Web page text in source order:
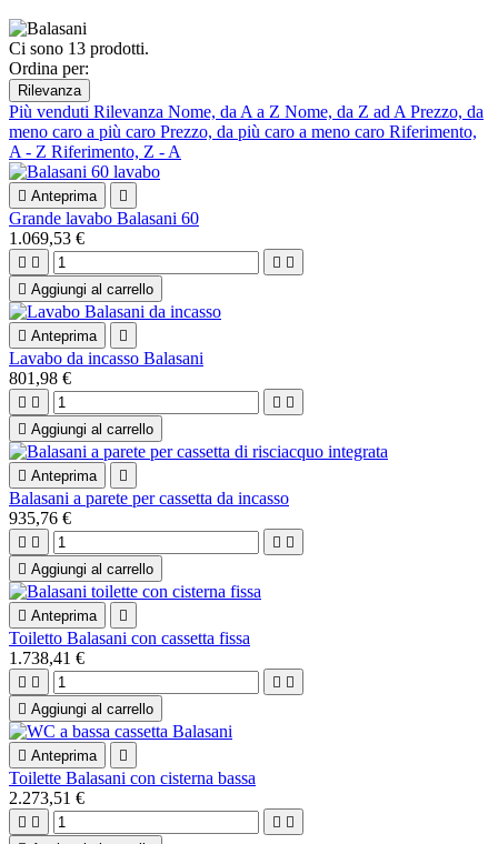
Ci sono 13 prodotti.
Ordina per:
Rilevanza
Più venduti Rilevanza Nome, da A a Z Nome, da Z ad A Prezzo, da
meno caro a più caro Prezzo, da più caro a meno caro Riferimento,
A - Z Riferimento, Z - A
 Anteprima 
Grande lavabo Balasani 60
1.069,53 €
   
 Aggiungi al carrello
 Anteprima 
Lavabo da incasso Balasani
801,98 €
   
 Aggiungi al carrello
 Anteprima 
Balasani a parete per cassetta da incasso
935,76 €
   
 Aggiungi al carrello
 Anteprima 
Toiletto Balasani con cassetta fissa
1.738,41 €
   
 Aggiungi al carrello
 Anteprima 
Toilette Balasani con cisterna bassa
2.273,51 €
   